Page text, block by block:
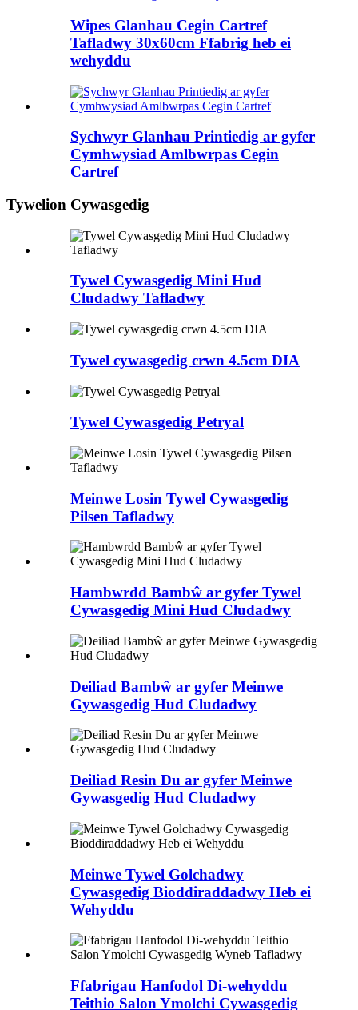
Wipes Glanhau Cegin Cartref
Tafladwy 30x60cm Ffabrig heb ei
wehyddu
Sychwyr Glanhau Printiedig ar gyfer
Cymhwysiad Amlbwrpas Cegin
Cartref
Tywelion Cywasgedig
Tywel Cywasgedig Mini Hud
Cludadwy Tafladwy
Tywel cywasgedig crwn 4.5cm DIA
Tywel Cywasgedig Petryal
Meinwe Losin Tywel Cywasgedig
Pilsen Tafladwy
Hambwrdd Bambŵ ar gyfer Tywel
Cywasgedig Mini Hud Cludadwy
Deiliad Bambŵ ar gyfer Meinwe
Gywasgedig Hud Cludadwy
Deiliad Resin Du ar gyfer Meinwe
Gywasgedig Hud Cludadwy
Meinwe Tywel Golchadwy
Cywasgedig Bioddiraddadwy Heb ei
Wehyddu
Ffabrigau Hanfodol Di-wehyddu
Teithio Salon Ymolchi Cywasgedig